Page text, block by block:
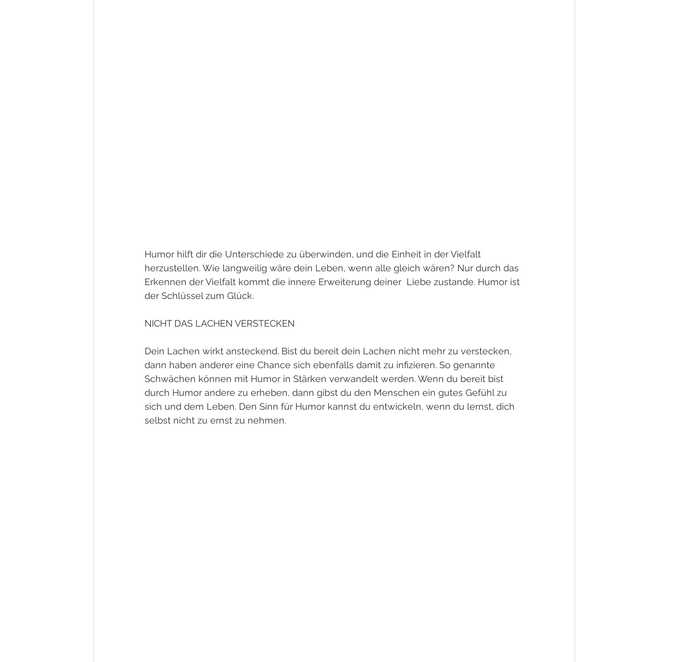
Humor hilft dir die Unterschiede zu überwinden, und die Einheit in der Vielfalt
herzustellen. Wie langweilig wäre dein Leben, wenn alle gleich wären? Nur durch das
Erkennen der Vielfalt kommt die innere Erweiterung deiner  Liebe zustande. Humor ist
der Schlüssel zum Glück.
NICHT DAS LACHEN VERSTECKEN
Dein Lachen wirkt ansteckend. Bist du bereit dein Lachen nicht mehr zu verstecken,
dann haben anderer eine Chance sich ebenfalls damit zu infizieren. So genannte
Schwächen können mit Humor in Stärken verwandelt werden. Wenn du bereit bist
durch Humor andere zu erheben, dann gibst du den Menschen ein gutes Gefühl zu
sich und dem Leben. Den Sinn für Humor kannst du entwickeln, wenn du lernst, dich
selbst nicht zu ernst zu nehmen.